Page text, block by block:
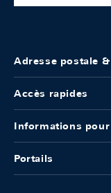
Adresse postale
Accès rapides
Informations pour
Portails